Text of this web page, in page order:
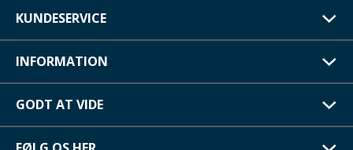
KUNDESERVICE
INFORMATION
GODT AT VIDE